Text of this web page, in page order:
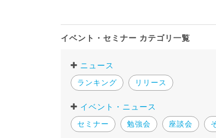
イベント・セミナー カテゴリ一覧
ニュース
ランキング
リリース
イベント・ニュース
セミナー
勉強会 座談会